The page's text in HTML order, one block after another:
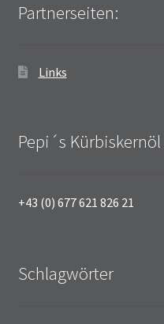
Partnerseiten:
Links
Pepi´s
+43 (0) 677 621 826 21
Schlagwörter